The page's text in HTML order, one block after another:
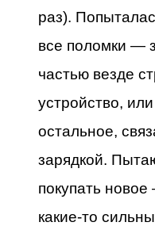
раз).
все поломки —
частью везде
устройство,
остальное,
зарядкой.
покупать
какие-то